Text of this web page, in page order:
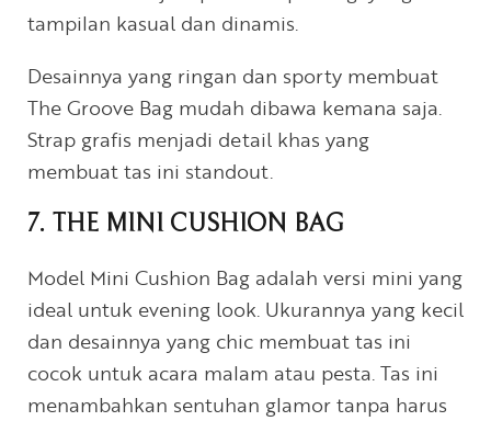
tampilan kasual dan dinamis.
Desainnya yang ringan dan sporty membuat
The Groove Bag mudah dibawa kemana saja.
Strap grafis menjadi detail khas yang
membuat tas ini standout.
7. THE MINI CUSHION BAG
Model Mini Cushion Bag adalah versi mini yang
ideal untuk evening look. Ukurannya yang kecil
dan desainnya yang chic membuat tas ini
cocok untuk acara malam atau pesta. Tas ini
menambahkan sentuhan glamor tanpa harus